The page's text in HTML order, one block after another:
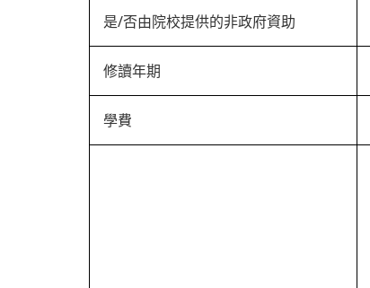
是/否由院校提供的非政府資助
修讀年期
學費